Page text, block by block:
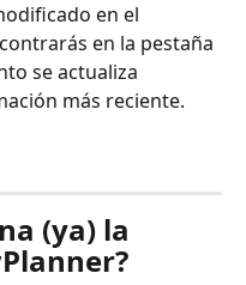
en el
en la pestaña
se actualiza
más reciente.
(ya) la